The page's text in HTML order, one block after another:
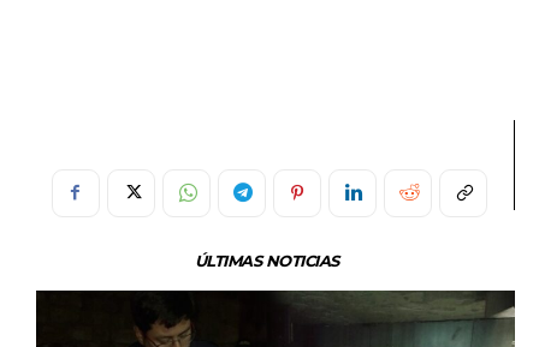
ÚLTIMAS NOTICIAS